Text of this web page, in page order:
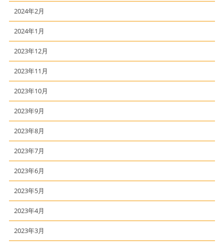
2024年2月
2024年1月
2023年12月
2023年11月
2023年10月
2023年9月
2023年8月
2023年7月
2023年6月
2023年5月
2023年4月
2023年3月